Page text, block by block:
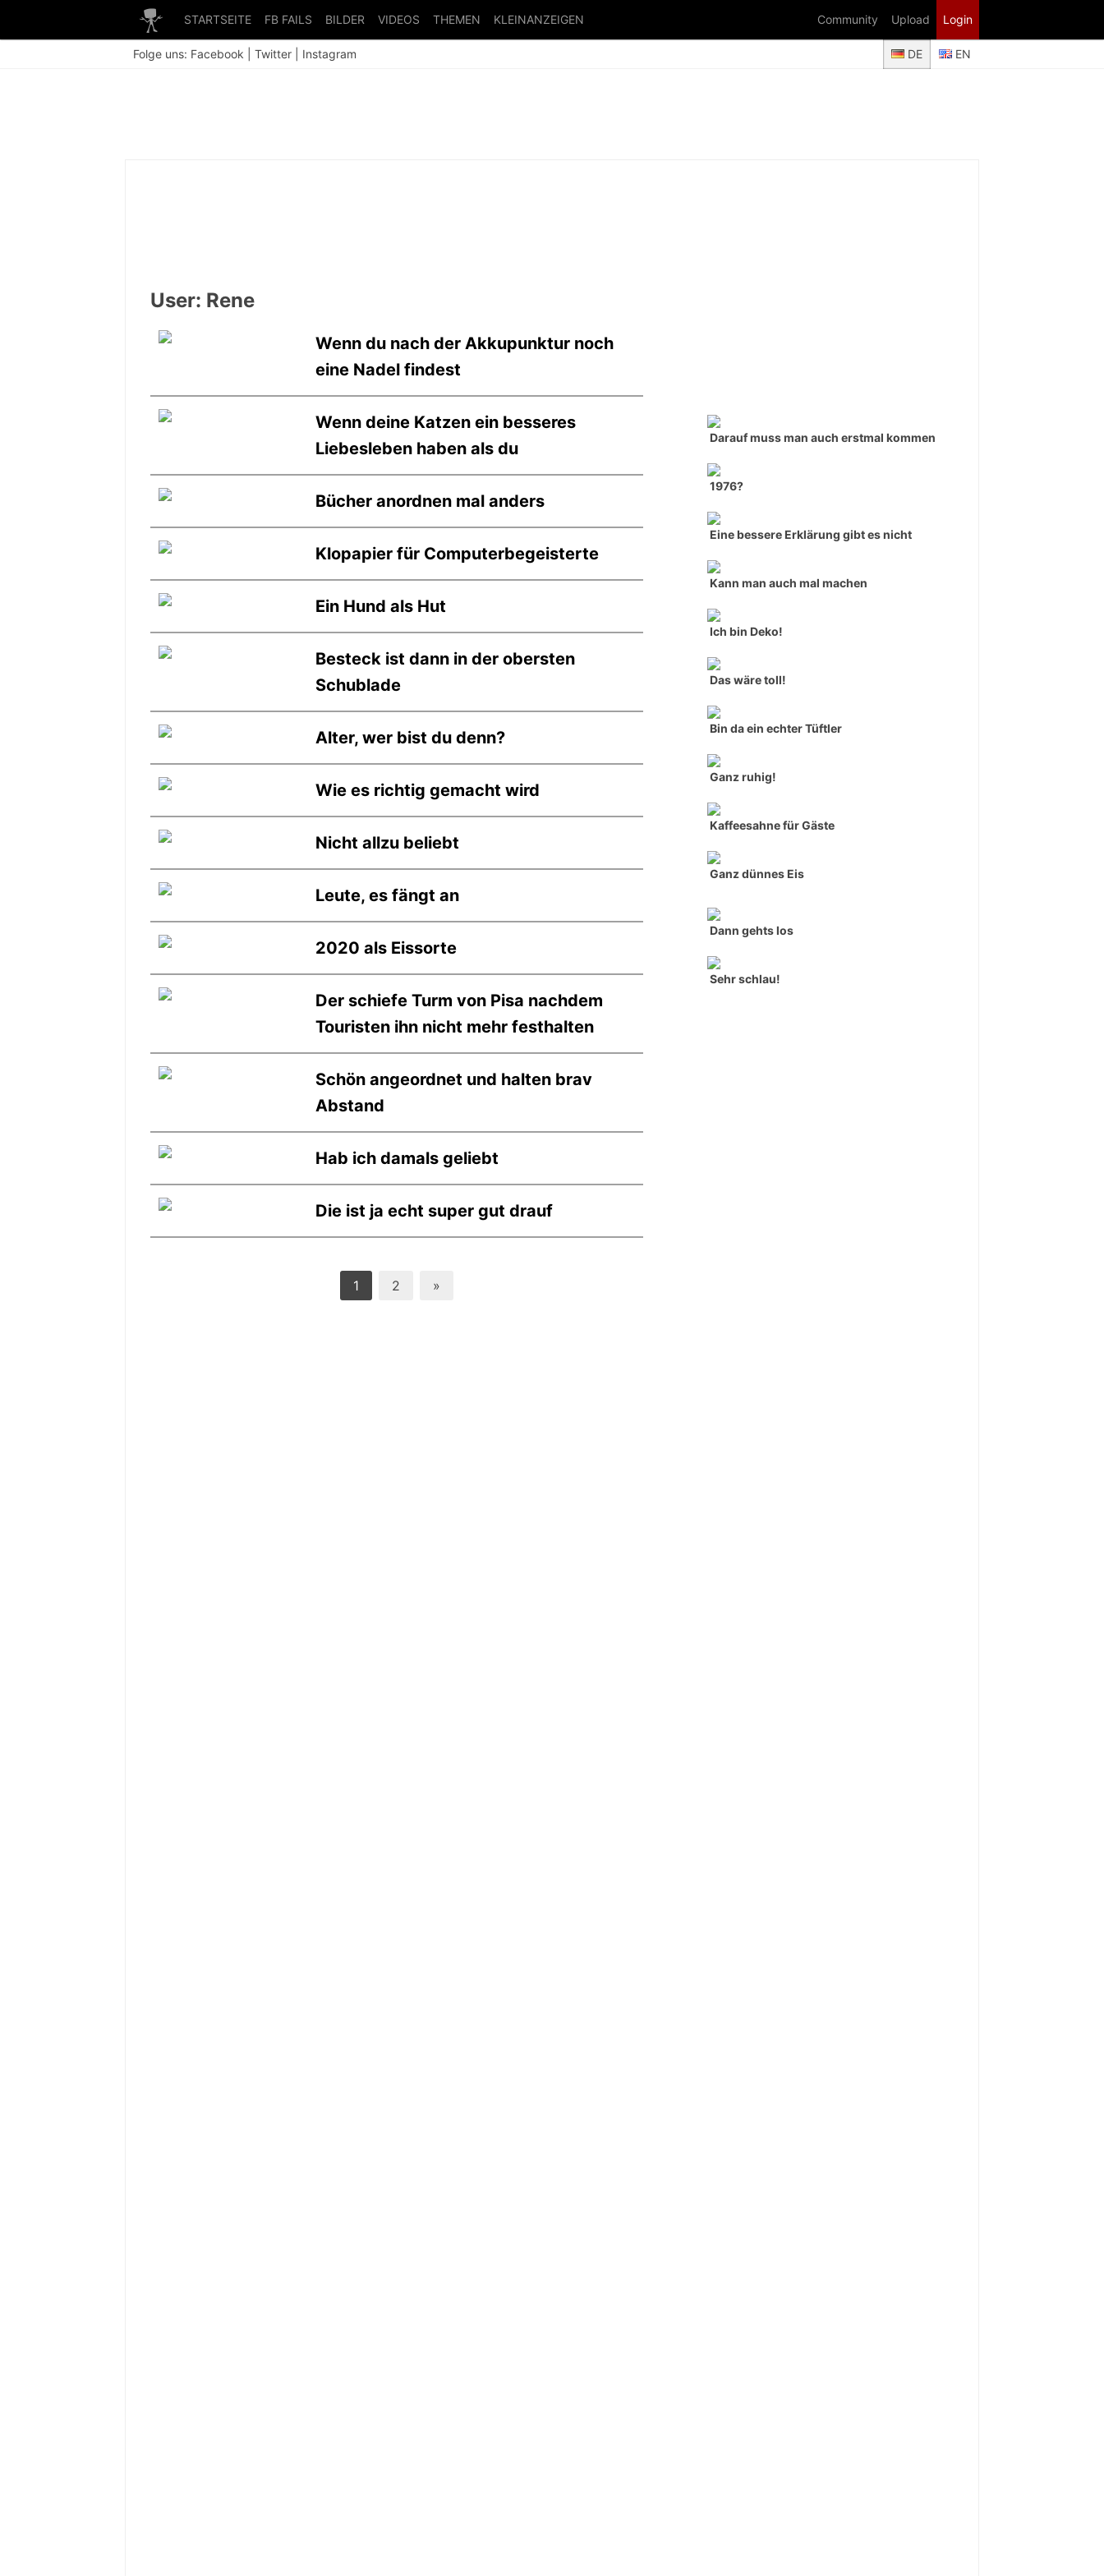
STARTSEITE FB FAILS BILDER VIDEOS THEMEN KLEINANZEIGEN Login
Upload
Community
Folge uns: Facebook Twitter Instagram DE EN
User: Rene
Wenn du nach der Akkupunktur noch
eine Nadel findest
Wenn deine Katzen ein besseres
Liebesleben haben als du
Bücher anordnen mal anders
Klopapier für Computerbegeisterte
Ein Hund als Hut
Besteck ist dann in der obersten
Schublade
Alter, wer bist du denn?
Wie es richtig gemacht wird
Nicht allzu beliebt
Leute, es fängt an
2020 als Eissorte
Der schiefe Turm von Pisa nachdem
Touristen ihn nicht mehr festhalten
Schön angeordnet und halten brav
Abstand
Hab ich damals geliebt
Die ist ja echt super gut drauf
1 2 »
Darauf muss man auch erstmal kommen
1976?
Eine bessere Erklärung gibt es nicht
Kann man auch mal machen
Ich bin Deko!
Das wäre toll!
Bin da ein echter Tüftler
Ganz ruhig!
Kaffeesahne für Gäste
Ganz dünnes Eis
Dann gehts los
Sehr schlau!